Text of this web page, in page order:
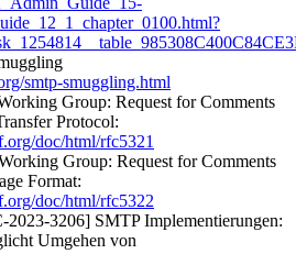
smtp-smuggling.html
Group: Request for Comments
Protocol:
doc/html/rfc5321
Group: Request for Comments
Format:
doc/html/rfc5322
3206] SMTP Implementierungen:
Umgehen von